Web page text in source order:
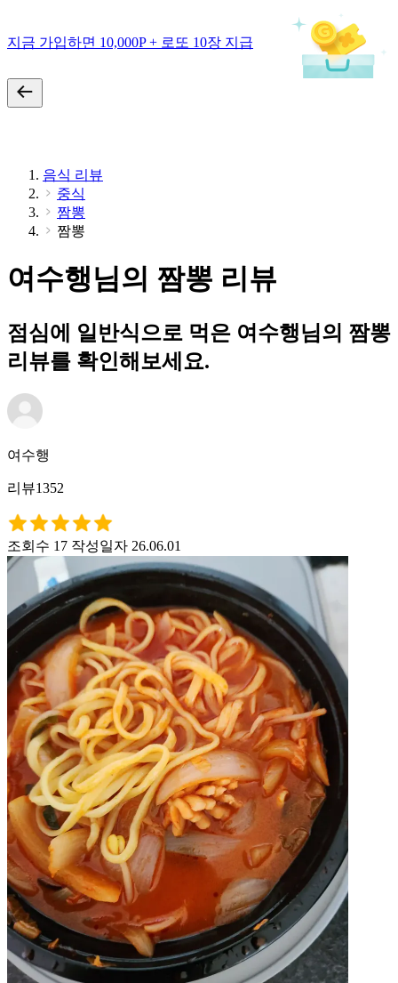
지금 가입하면 10,000P + 로또 10장 지급
음식 리뷰
중식
짬뽕
짬뽕
여수행님의 짬뽕 리뷰
점심에 일반식으로 먹은 여수행님의 짬뽕
리뷰를 확인해보세요.
여수행
리뷰1352
조회수 17 작성일자 26.06.01